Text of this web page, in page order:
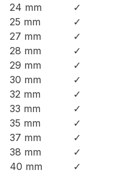
24 mm
✓
25 mm
✓
27 mm
✓
28 mm
✓
29 mm
✓
30 mm
✓
32 mm
✓
33 mm
✓
35 mm
✓
37 mm
✓
38 mm
✓
40 mm
✓